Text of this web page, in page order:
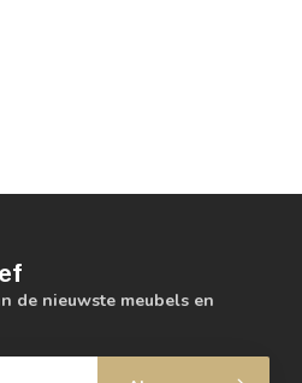
de nieuwste meubels en